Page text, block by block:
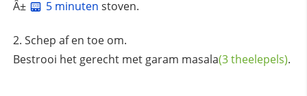
Â±
5 minuten stoven.
Schep af en toe om.
Bestrooi het gerecht met garam masala(3 theelepels).